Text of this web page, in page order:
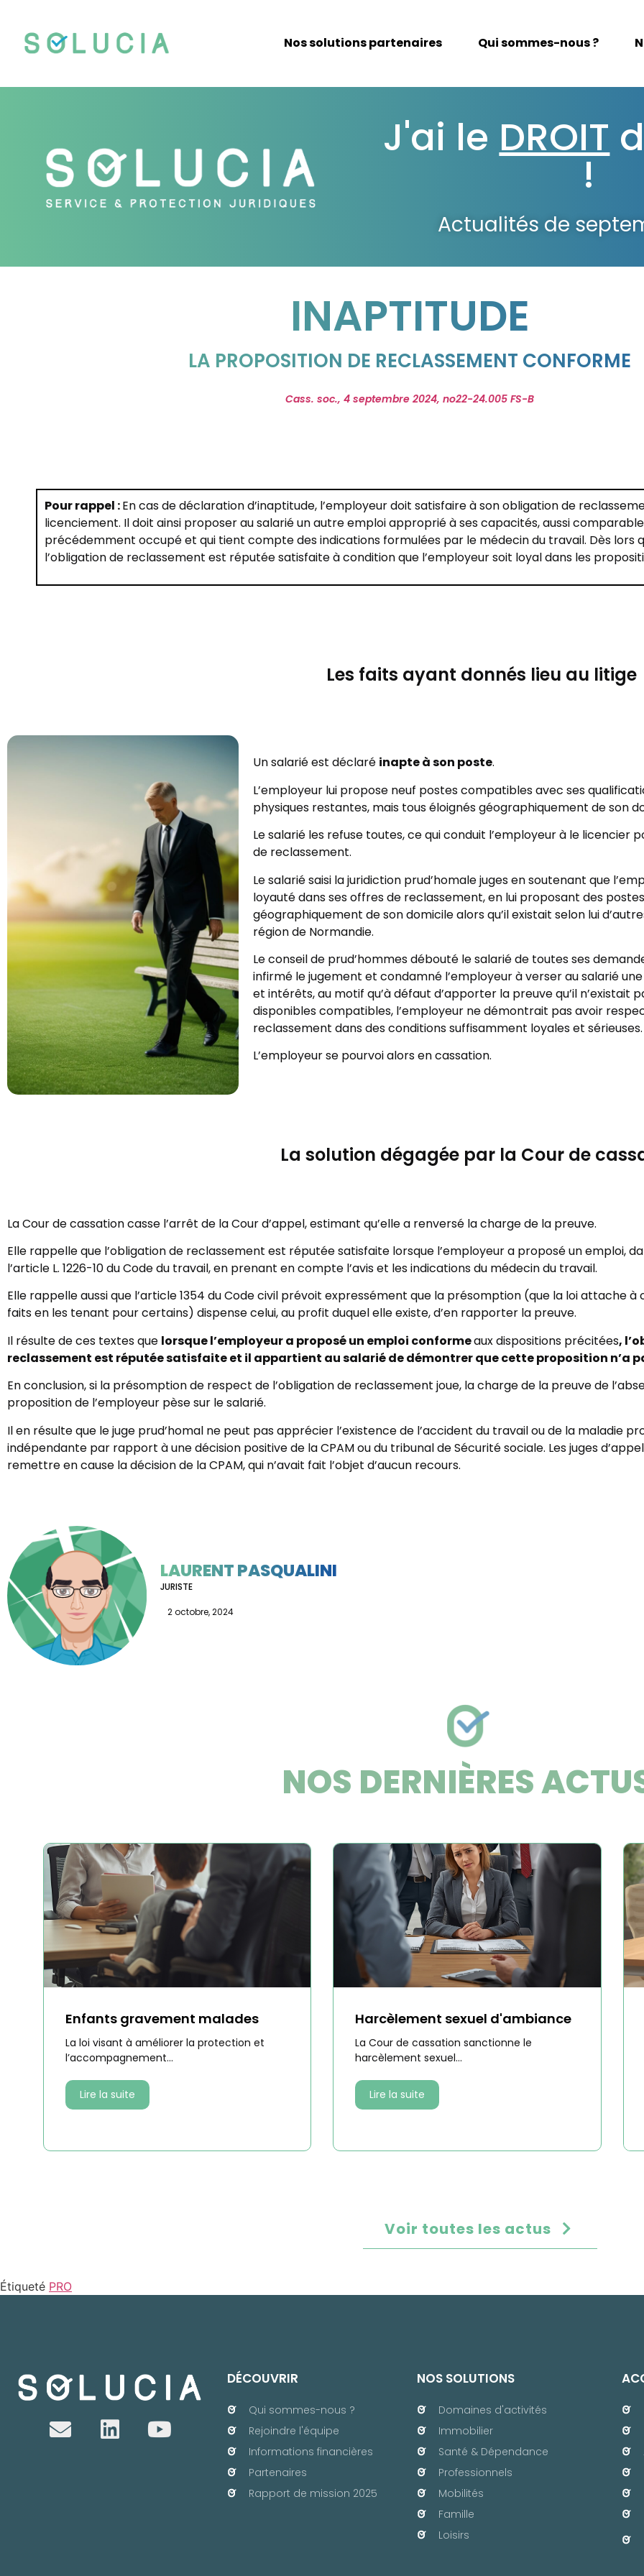
Nos solutions partenaires Qui sommes-nous ?
J'ai le DROIT
!
Actualités de
INAPTITUDE
LA PROPOSITION DE RECLASSEMENT CONFORME
Cass. soc., 4 septembre 2024, no22-24.005 FS-B
Pour rappel :En cas de déclaration d’inaptitude, l’employeur doit satisfaire à son obligation de
licenciement. Il doit ainsi proposer au salarié un autre emploi approprié à ses capacités, aussi
précédemment occupé et qui tient compte des indications formulées par le médecin du travail. Dès lors
l’obligation de reclassement est réputée satisfaite à condition que l’employeur soit loyal dans les
Les faits ayant donnés lieu au litige
Un salarié est déclaré inapte à son poste.
L’employeur lui propose neuf postes compatibles avec ses
physiques restantes, mais tous éloignés géographiquement de son
Le salarié les refuse toutes, ce qui conduit l’employeur à le licencier
de reclassement.
Le salarié saisi la juridiction prud’homale juges en soutenant que
loyauté dans ses offres de reclassement, en lui proposant des
géographiquement de son domicile alors qu’il existait selon lui
région de Normandie.
Le conseil de prud’hommes débouté le salarié de toutes ses
infirmé le jugement et condamné l’employeur à verser au salarié
et intérêts, au motif qu’à défaut d’apporter la preuve qu’il n’existait
disponibles compatibles, l’employeur ne démontrait pas avoir
reclassement dans des conditions suffisamment loyales et sérieuses.
L’employeur se pourvoi alors en cassation.
La solution dégagée par la Cour de
La Cour de cassation casse l’arrêt de la Cour d’appel, estimant qu’elle a renversé la charge de la preuve.
Elle rappelle que l’obligation de reclassement est réputée satisfaite lorsque l’employeur a proposé un emploi,
l’article L. 1226-10 du Code du travail, en prenant en compte l’avis et les indications du médecin du travail.
Elle rappelle aussi que l’article 1354 du Code civil prévoit expressément que la présomption (que la loi attache
faits en les tenant pour certains) dispense celui, au profit duquel elle existe, d’en rapporter la preuve.
Il résulte de ces textes que lorsque l’employeur a proposé un emploi conformeaux dispositions précitées,
reclassement est réputée satisfaite et il appartient au salarié de démontrer que cette proposition n’a
En conclusion, si la présomption de respect de l’obligation de reclassement joue, la charge de la preuve de
proposition de l’employeur pèse sur le salarié.
Il en résulte que le juge prud’homal ne peut pas apprécier l’existence de l’accident du travail ou de la maladie
indépendante par rapport à une décision positive de la CPAM ou du tribunal de Sécurité sociale. Les juges
remettre en cause la décision de la CPAM, qui n’avait fait l’objet d’aucun recours.
LAURENT PASQUALINI
JURISTE
2 octobre, 2024
NOS DERNIÈRES
Enfants gravement malades
La loi visant à améliorer la protection et
l’accompagnement...
Lire la suite
Harcèlement sexuel d'ambiance
La Cour de cassation sanctionne le
harcèlement sexuel...
Lire la suite
Voir toutes les actus
Étiqueté PRO
DÉCOUVRIR
Qui sommes-nous ?
Rejoindre l'équipe
Informations financières
Partenaires
Rapport de mission 2025
NOS SOLUTIONS
Domaines d'activités
Immobilier
Santé & Dépendance
Professionnels
Mobilités
Famille
Loisirs